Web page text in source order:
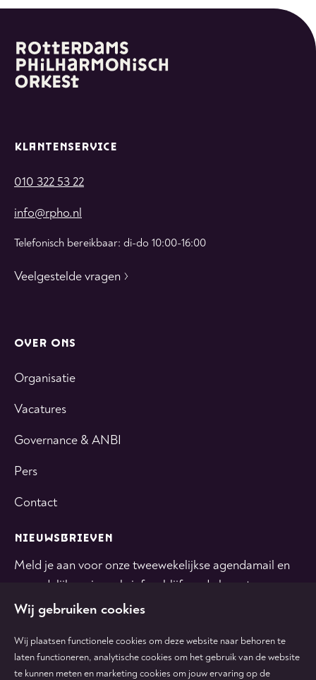
KLANTENSERVICE
010 322 53 22
info@rpho.nl
Telefonisch bereikbaar: di-do 10:00-16:00
Veelgestelde vragen
OVER ONS
Organisatie
Vacatures
Governance & ANBI
Pers
Contact
NIEUWSBRIEVEN
Meld je aan voor onze tweewekelijkse agendamail en
maandelijkse nieuwsbrief en blijf op de hoogte.
Wij gebruiken cookies
Wij plaatsen functionele cookies om deze website naar behoren te
laten functioneren, analytische cookies om het gebruik van de website
te kunnen meten en marketing cookies om jouw ervaring op de